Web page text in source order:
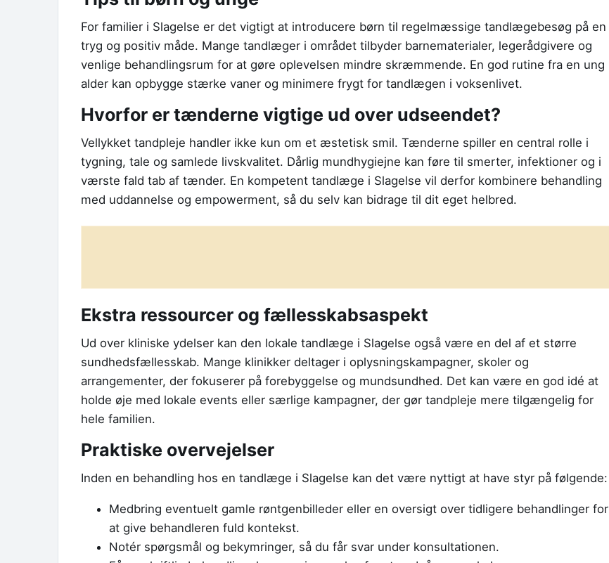
For familier i Slagelse er det vigtigt at introducere børn til regelmæssige tandlægebesøg på en
tryg og positiv måde. Mange tandlæger i området tilbyder barnematerialer, legerådgivere og
venlige behandlingsrum for at gøre oplevelsen mindre skræmmende. En god rutine fra en ung
alder kan opbygge stærke vaner og minimere frygt for tandlægen i voksenlivet.
Hvorfor er tænderne vigtige ud over udseendet?
Vellykket tandpleje handler ikke kun om et æstetisk smil. Tænderne spiller en central rolle i
tygning, tale og samlede livskvalitet. Dårlig mundhygiejne kan føre til smerter, infektioner og i
værste fald tab af tænder. En kompetent tandlæge i Slagelse vil derfor kombinere behandling
med uddannelse og empowerment, så du selv kan bidrage til dit eget helbred.
Ekstra ressourcer og fællesskabsaspekt
Ud over kliniske ydelser kan den lokale tandlæge i Slagelse også være en del af et større
sundhedsfællesskab. Mange klinikker deltager i oplysningskampagner, skoler og
arrangementer, der fokuserer på forebyggelse og mundsundhed. Det kan være en god idé at
holde øje med lokale events eller særlige kampagner, der gør tandpleje mere tilgængelig for
hele familien.
Praktiske overvejelser
Inden en behandling hos en tandlæge i Slagelse kan det være nyttigt at have styr på følgende:
Medbring eventuelt gamle røntgenbilleder eller en oversigt over tidligere behandlinger for
at give behandleren fuld kontekst.
Notér spørgsmål og bekymringer, så du får svar under konsultationen.